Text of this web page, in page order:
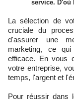
service. D'où
La sélection de votre marché cible est une première étape
cruciale du
d'assurer une
marketing, ce
efficace. En vous
votre entreprise,
temps, l'argent et
Pour réussir dans